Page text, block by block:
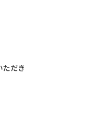
だき